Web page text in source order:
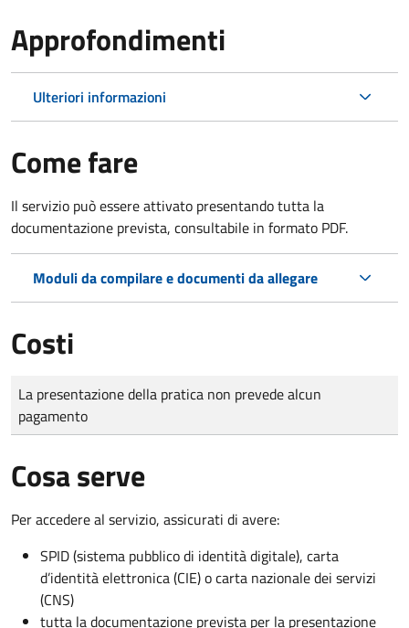
Approfondimenti
Ulteriori informazioni
Come fare
Il servizio può essere attivato presentando tutta la
documentazione prevista, consultabile in formato PDF.
Moduli da compilare e documenti da allegare
Costi
Tipo di pagamento
Importo
La presentazione della pratica non prevede alcun
pagamento
Cosa serve
Per accedere al servizio, assicurati di avere:
SPID (sistema pubblico di identità digitale), carta
d’identità elettronica (CIE) o carta nazionale dei servizi
(CNS)
tutta la documentazione prevista per la presentazione